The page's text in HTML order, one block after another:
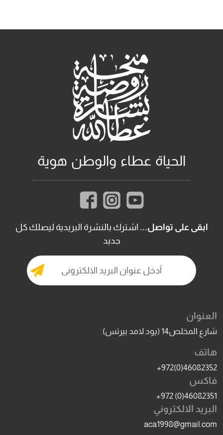
الحياة عطاء والوطن هوية
ابقى على تواصل... اشترك بالنشرة البريدية ليصلك كل
جديد
العنوان
شارع المخلص14 (يود لامد بيرتس)
هاتف
+972(0)46082352
فاكس
+972 (0)46082351
البريد الالكتروني
aca1998@gmail.com